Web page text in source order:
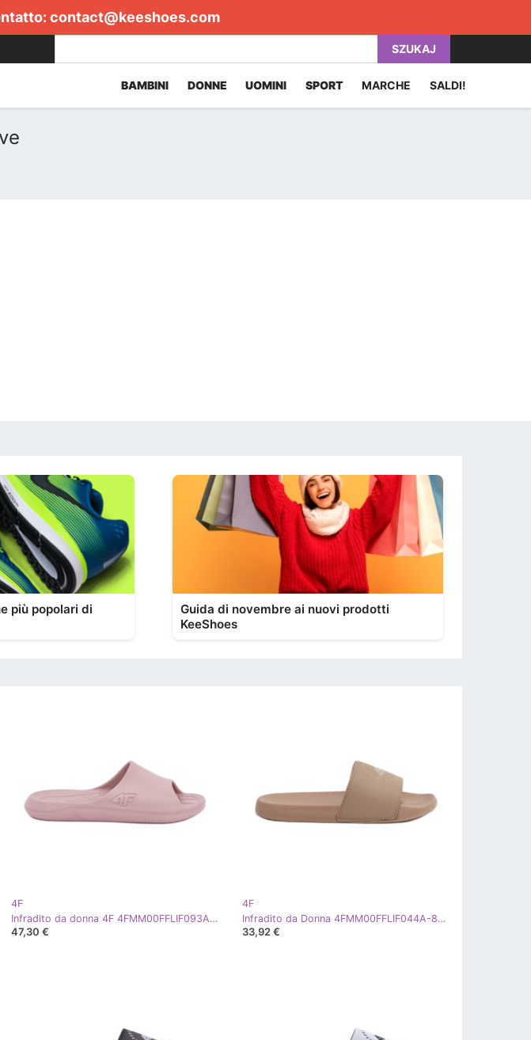
contact@keeshoes.com
SZUKAJ
BAMBINI DONNE UOMINI SPORT MARCHE SALDI!
più popolari di
Guida di novembre ai nuovi prodotti
KeeShoes
4F
Infradito da donna 4F 4FMM00FFLIF093A-56S Rosa chiaro
47,30 €
4F
Infradito da Donna 4FMM00FFLIF044A-83S Beige
33,92 €